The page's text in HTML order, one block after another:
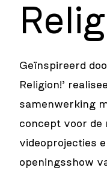
Geïnspireerd
Religion!’
samenwerking
concept voor de
videoprojecties
openingsshow